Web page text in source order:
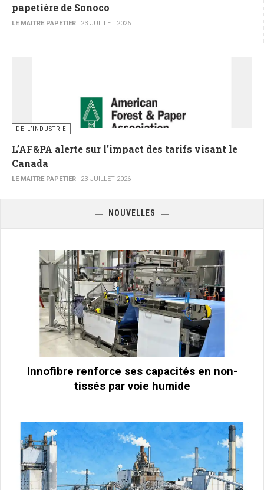
papetière de Sonoco
LE MAITRE PAPETIER 23 JUILLET 2026
DE L’INDUSTRIE
L’AF&PA alerte sur l’impact des tarifs visant le
Canada
LE MAITRE PAPETIER 23 JUILLET 2026
NOUVELLES
Innofibre renforce ses capacités en non-
tissés par voie humide